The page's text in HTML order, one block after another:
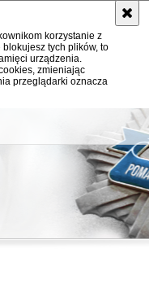
korzystanie z
tych plików, to
urządzenia.
zmieniając
przeglądarki oznacza